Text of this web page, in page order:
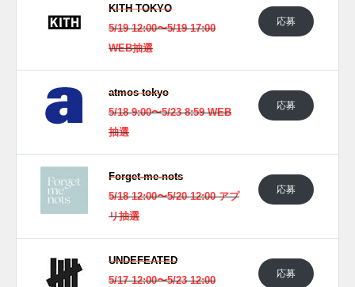
KITH TOKYO
5/19 12:00〜5/19 17:00
WEB抽選
応募
atmos tokyo
5/18 9:00〜5/23 8:59 WEB
抽選
応募
Forget-me-nots
5/18 12:00〜5/20 12:00 アプ
リ抽選
応募
UNDEFEATED
5/17 12:00〜5/23 12:00
応募